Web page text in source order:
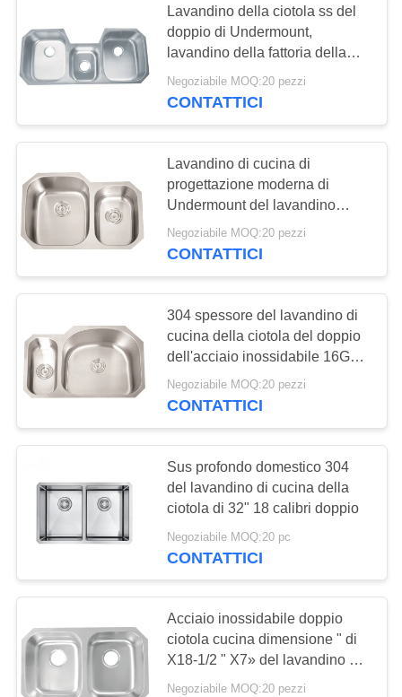
FABBRICA
CONTROLLO
DI
QUALITÀ
CONTATTICI
UNA
CITAZIONE
MAPPA
DEL
SITO
PRIVACY
POLICY
Lavandino di cucina
superiore
dell'acciaio
inossidabile del
supporto
Lavandino di cucina
dell'acciaio
inossidabile di
Undermount
Lavandino di cucina
con lo scolatoio
26
Lavandino della
stazione di lavoro
della cucina
Lavandino della ciotola ss del
doppio di Undermount,
lavandino della fattoria della
ciotola del doppio dell'acciaio
inossidabile
Negoziabile MOQ:20 pezzi
CONTATTICI
Lavandino di cucina di
progettazione moderna di
Undermount del lavandino
dell'acciaio inossidabile della
ciotola del doppio di
ciotola del doppio
Negoziabile MOQ:20 pezzi
CONTATTICI
304 spessore del lavandino di
cucina della ciotola del doppio
dell'acciaio inossidabile 16G
con la durata della vita lunga
Negoziabile MOQ:20 pezzi
CONTATTICI
Sus profondo domestico 304
del lavandino di cucina della
ciotola di 32" 18 calibri doppio
Negoziabile MOQ:20 pc
CONTATTICI
Acciaio inossidabile doppio
ciotola cucina dimensione " di
X18-1/2 " X7» del lavandino 29-
1/8/lavandino di cucina su
Negoziabile MOQ:20 pezzi